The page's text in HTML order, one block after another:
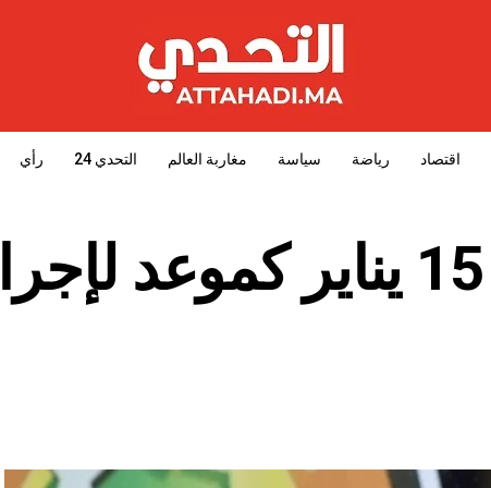
اقتصاد رياضة سياسة مغاربة العالم التحدي 24 رأي
الكاف تحدد تاريخ 15 يناير كموعد